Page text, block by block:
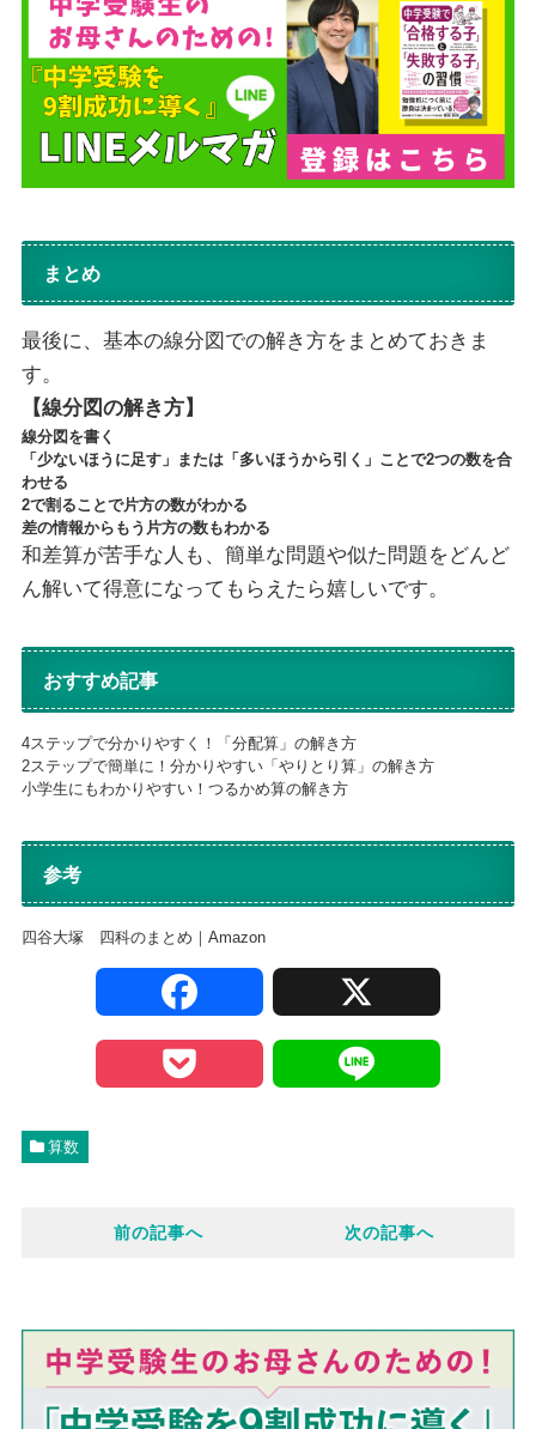
まとめ
最後に、基本の線分図での解き方をまとめておきま
す。
【線分図の解き方】
線分図を書く
「少ないほうに足す」または「多いほうから引く」ことで2つの数を合
わせる
2で割ることで片方の数がわかる
差の情報からもう片方の数もわかる
和差算が苦手な人も、簡単な問題や似た問題をどんど
ん解いて得意になってもらえたら嬉しいです。
おすすめ記事
4ステップで分かりやすく！「分配算」の解き方
2ステップで簡単に！分かりやすい「やりとり算」の解き方
小学生にもわかりやすい！つるかめ算の解き方
参考
四谷大塚 四科のまとめ｜Amazon
o
k
t
算数
前の記事へ 次の記事へ